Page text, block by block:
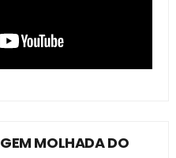
MOLHADA DO